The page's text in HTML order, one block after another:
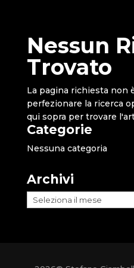
Nessun
Trovato
La pagina richiesta non
perfezionare la ricerca
qui sopra per trovare
Categorie
Nessuna categoria
Archivi
Archivi